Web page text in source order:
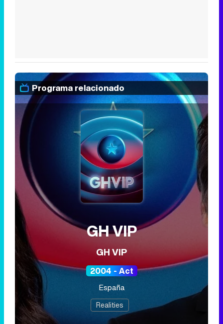
Programa relacionado
GH VIP
GH VIP
2004 - Act
España
Realities